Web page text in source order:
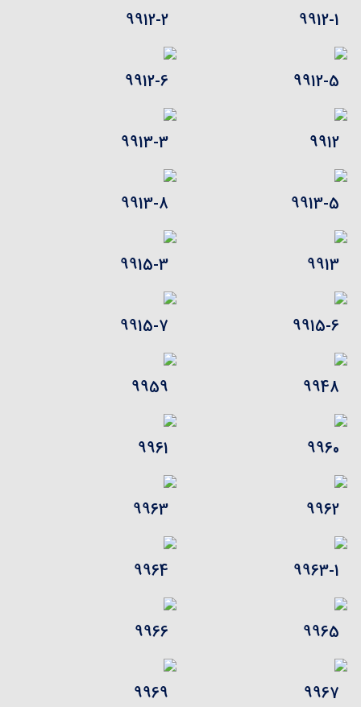
9912-1
9912-2
9912-5
9912-6
9912
9913-3
9913-5
9913-8
9913
9915-3
9915-6
9915-7
9948
9959
9960
9961
9962
9963
9963-1
9964
9965
9966
9967
9969